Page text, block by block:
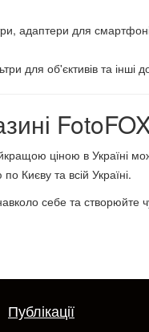
адаптери для
для об'єктивів та інші
ціною в Україні
Києву та всій Україні.
себе та
Публікації